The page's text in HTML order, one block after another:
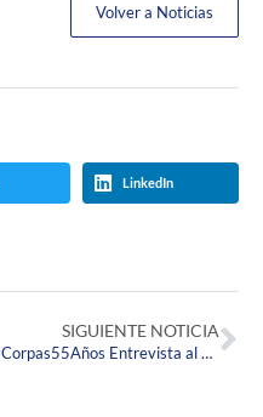
Volver a Noticias
LinkedIn
SIGUIENTE NOTICIA
#Corpas55Años Entrevista al Dr. Fernando Noguera: Memoria Viva y Corazón de la Excelencia Corpista